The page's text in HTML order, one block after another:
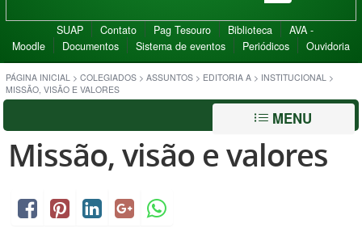
SUAP Contato Pag Tesouro Biblioteca
AVA -
Moodle
Documentos Sistema de eventos Periódicos Ouvidoria
PÁGINA INICIAL > COLEGIADOS > ASSUNTOS > EDITORIA A > INSTITUCIONAL >
MISSÃO, VISÃO E VALORES
MENU
Missão, visão e valores